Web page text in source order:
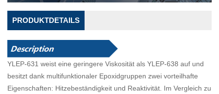
PRODUKTDETAILS
YLEP-631 weist eine geringere Viskosität als YLEP-638 auf und
besitzt dank multifunktionaler Epoxidgruppen zwei vorteilhafte
Eigenschaften: Hitzebeständigkeit und Reaktivität. Im Vergleich zu